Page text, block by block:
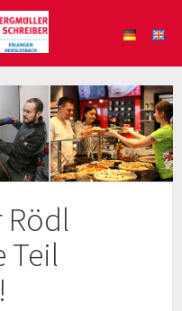
Rödl
Teil